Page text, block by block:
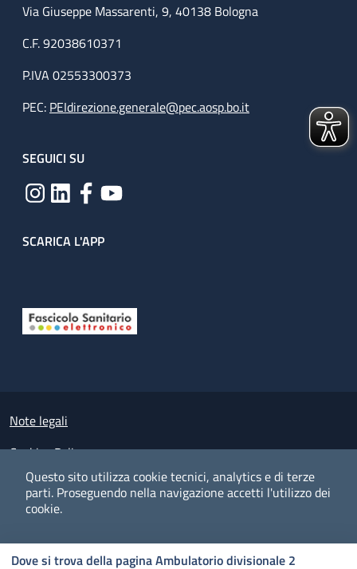
Questo sito utilizza cookie tecnici, analytics e di terze
parti. Proseguendo nella navigazione accetti l'utilizzo dei
cookie.
Dove si trova della pagina Ambulatorio divisionale 2
Via Giuseppe Massarenti, 9, 40138 Bologna
C.F. 92038610371
P.IVA 02553300373
PEC: PEIdirezione.generale@pec.aosp.bo.it
SEGUICI SU
SCARICA L'APP
Small prints
Note legali
Cookies Policy
Policy privacy e protezione del dato personale
Albo pretorio on-line
Dichiarazione di accessibilità